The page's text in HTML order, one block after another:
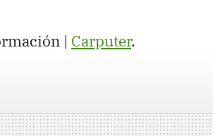
| Carputer.